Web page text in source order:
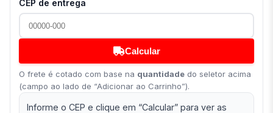
CEP de entrega
Calcular
O frete é cotado com base na quantidade do seletor acima
(campo ao lado de “Adicionar ao Carrinho”).
Informe o CEP e clique em “Calcular” para ver as